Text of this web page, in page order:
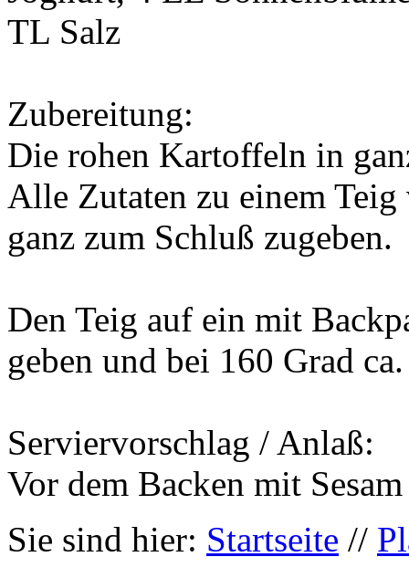
TL Salz
Zubereitung:
Die rohen Kartoffeln in
Alle Zutaten zu einem
ganz zum Schluß zugeben.
Den Teig auf ein mit
geben und bei 160 Grad
Serviervorschlag / Anlaß:
Vor dem Backen mit
Sie sind hier: Startseite //